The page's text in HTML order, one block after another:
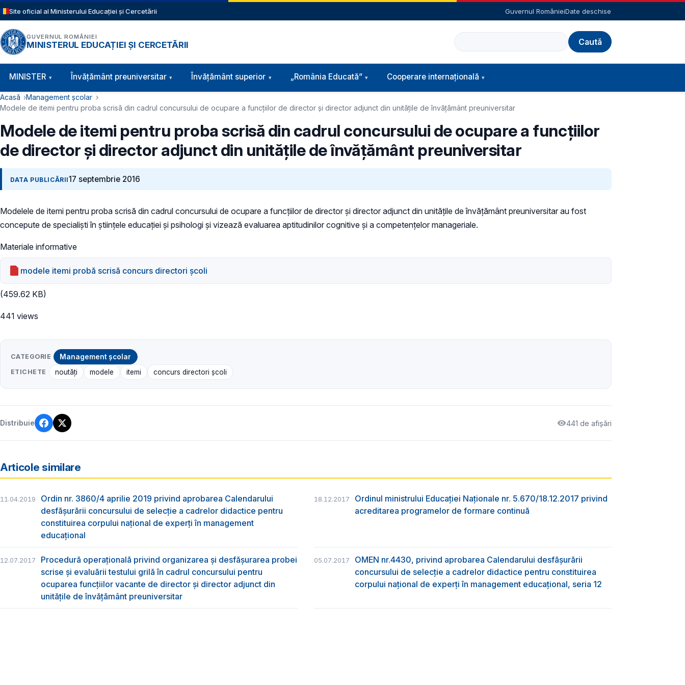
Sari la conținutul principal
Site oficial al Ministerului Educației și Cercetării Guvernul RomânieiDate deschise
GUVERNUL ROMÂNIEI
MINISTERUL EDUCAȚIEI ȘI CERCETĂRII
Caută
Navigație principală
MINISTER Învăţământ preuniversitar Învățământ superior „România Educată” Cooperare internațională
Cale de navigare
Acasă
Management școlar
Modele de itemi pentru proba scrisă din cadrul concursului de ocupare a funcţiilor de director şi director adjunct din unităţile de învăţământ preuniversitar
Modele de itemi pentru proba scrisă din cadrul concursului de ocupare a funcţiilor
de director şi director adjunct din unităţile de învăţământ preuniversitar
DATA PUBLICĂRII17 septembrie 2016
Modelele de itemi pentru proba scrisă din cadrul concursului de ocupare a funcţiilor de director şi director adjunct din unităţile de învăţământ preuniversitar au fost
concepute de specialişti în ştiinţele educaţiei şi psihologi şi vizează evaluarea aptitudinilor cognitive şi a competenţelor manageriale.
Materiale informative
modele itemi probă scrisă concurs directori şcoli
(459.62 KB)
441 views
CATEGORIE Management școlar
ETICHETE noutăți modele itemi concurs directori şcoli
Distribuie 441 de afișări
Articole similare
11.04.2019
Ordin nr. 3860/4 aprilie 2019 privind aprobarea Calendarului
desfăşurării concursului de selecţie a cadrelor didactice pentru
constituirea corpului naţional de experţi în management
educaţional
18.12.2017
Ordinul ministrului Educației Naționale nr. 5.670/18.12.2017 privind
acreditarea programelor de formare continuă
12.07.2017
Procedură operațională privind organizarea și desfășurarea probei
scrise și evaluării testului grilă în cadrul concursului pentru
ocuparea funcțiilor vacante de director și director adjunct din
unitățile de învățământ preuniversitar
05.07.2017
OMEN nr.4430, privind aprobarea Calendarului desfășurării
concursului de selecție a cadrelor didactice pentru constituirea
corpului național de experți în management educațional, seria 12